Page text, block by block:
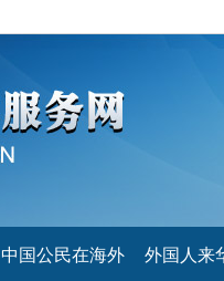
中国公民在海外 外国人来